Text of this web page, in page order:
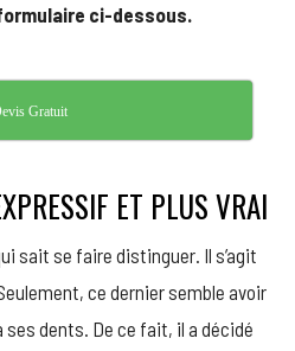
ci-dessous.
Gratuit
ET PLUS VRAI
sait se faire distinguer. Il s’agit
ce dernier semble avoir
ses dents. De ce fait, il a décidé